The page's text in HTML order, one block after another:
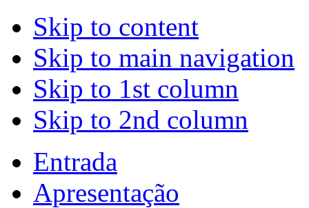
Skip to content
Skip to main navigation
Skip to 1st column
Skip to 2nd column
Entrada
Apresentação